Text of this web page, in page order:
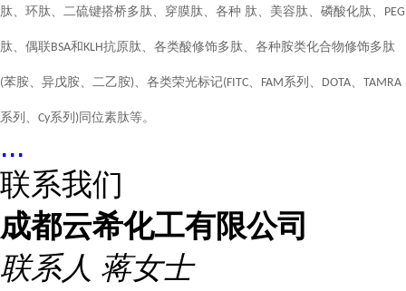
肽、环肽、二硫键搭桥多肽、穿膜肽、各种 肽、美容肽、磷酸化肽、 PEG
肽、偶联BSA和KLH抗原肽、各类酸修饰多肽、各种胺类化合物修饰多肽
(苯胺、异戊胺、二乙胺)、各类荣光标记(FITC、 FAM系列、 DOTA、 TAMRA
系列、 Cy系列 ) 同位素肽等。
...
联系我们
成都云希化工有限公司
联系人 蒋女士